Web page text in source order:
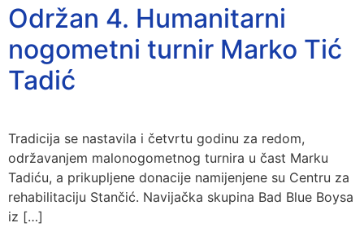
Održan 4. Humanitarni
nogometni turnir Marko Tić
Tadić
Tradicija se nastavila i četvrtu godinu za redom,
održavanjem malonogometnog turnira u čast Marku
Tadiću, a prikupljene donacije namijenjene su Centru za
rehabilitaciju Stančić. Navijačka skupina Bad Blue Boysa
iz […]